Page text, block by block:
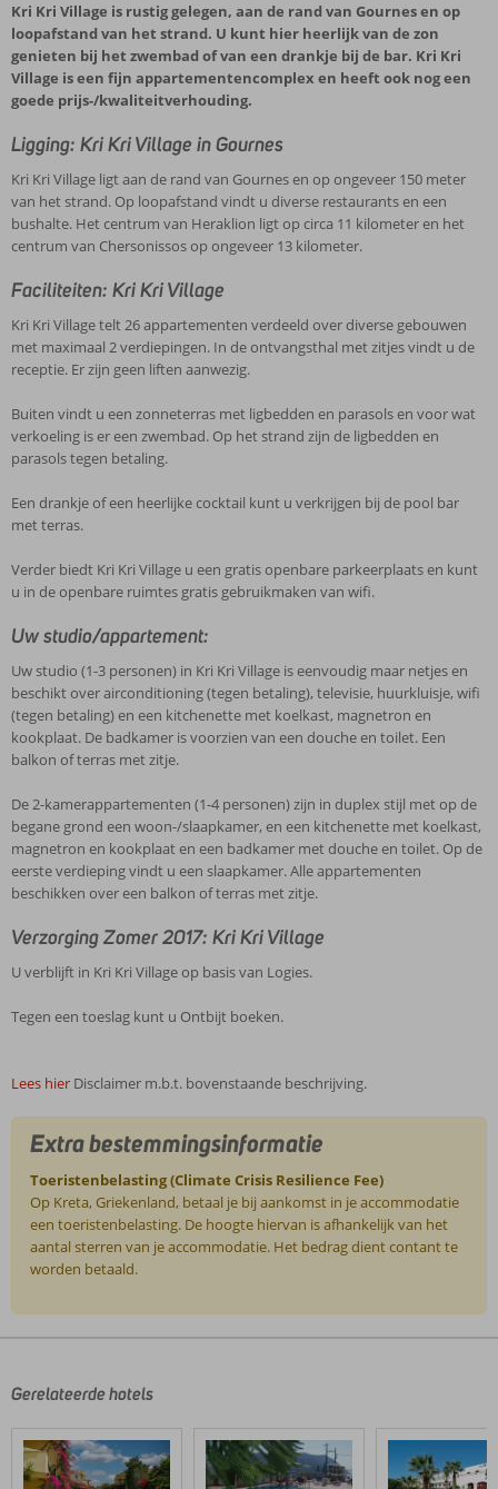
Kri Kri Village is rustig gelegen, aan de rand van Gournes en op
loopafstand van het strand. U kunt hier heerlijk van de zon
genieten bij het zwembad of van een drankje bij de bar. Kri Kri
Village is een fijn appartementencomplex en heeft ook nog een
goede prijs-/kwaliteitverhouding.
Ligging: Kri Kri Village in Gournes
Kri Kri Village ligt aan de rand van Gournes en op ongeveer 150 meter
van het strand. Op loopafstand vindt u diverse restaurants en een
bushalte. Het centrum van Heraklion ligt op circa 11 kilometer en het
centrum van Chersonissos op ongeveer 13 kilometer.
Faciliteiten: Kri Kri Village
Kri Kri Village telt 26 appartementen verdeeld over diverse gebouwen
met maximaal 2 verdiepingen. In de ontvangsthal met zitjes vindt u de
receptie. Er zijn geen liften aanwezig.
Buiten vindt u een zonneterras met ligbedden en parasols en voor wat
verkoeling is er een zwembad. Op het strand zijn de ligbedden en
parasols tegen betaling.
Een drankje of een heerlijke cocktail kunt u verkrijgen bij de pool bar
met terras.
Verder biedt Kri Kri Village u een gratis openbare parkeerplaats en kunt
u in de openbare ruimtes gratis gebruikmaken van wifi.
Uw studio/appartement:
Uw studio (1-3 personen) in Kri Kri Village is eenvoudig maar netjes en
beschikt over airconditioning (tegen betaling), televisie, huurkluisje, wifi
(tegen betaling) en een kitchenette met koelkast, magnetron en
kookplaat. De badkamer is voorzien van een douche en toilet. Een
balkon of terras met zitje.
De 2-kamerappartementen (1-4 personen) zijn in duplex stijl met op de
begane grond een woon-/slaapkamer, en een kitchenette met koelkast,
magnetron en kookplaat en een badkamer met douche en toilet. Op de
eerste verdieping vindt u een slaapkamer. Alle appartementen
beschikken over een balkon of terras met zitje.
Verzorging Zomer 2017: Kri Kri Village
U verblijft in Kri Kri Village op basis van Logies.
Tegen een toeslag kunt u Ontbijt boeken.
Lees hier Disclaimer m.b.t. bovenstaande beschrijving.
Extra bestemmingsinformatie
Toeristenbelasting (Climate Crisis Resilience Fee)
Op Kreta, Griekenland, betaal je bij aankomst in je accommodatie
een toeristenbelasting. De hoogte hiervan is afhankelijk van het
aantal sterren van je accommodatie. Het bedrag dient contant te
worden betaald.
door
klanten
geschreven
na
Gerelateerde hotels